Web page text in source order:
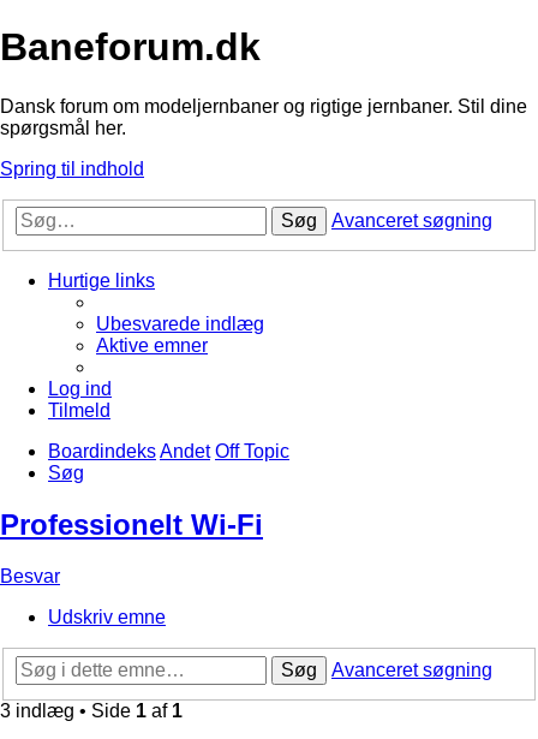
Baneforum.dk
Dansk forum om modeljernbaner og rigtige jernbaner. Stil dine
spørgsmål her.
Spring til indhold
Søg Avanceret søgning
Hurtige links
Ubesvarede indlæg
Aktive emner
Log ind
Tilmeld
BoardindeksAndet Off Topic
Søg
Professionelt Wi-Fi
Besvar
Udskriv emne
Søg
Avanceret søgning
3 indlæg • Side 1 af 1